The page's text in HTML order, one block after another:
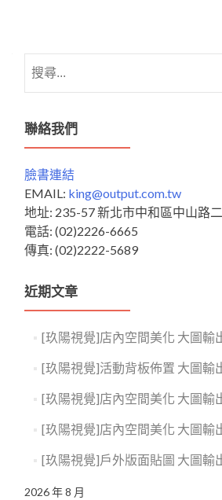
尋
鍵
字:
聯絡我們
臉書連結
EMAIL: king@output.com.tw
地址: 235-57 新北市中和區中山路
電話: (02)2226-6665
傳真: (02)2222-5689
近期文章
[玖陽視覺]店內空間美化 大圖輸
[玖陽視覺]活動背板佈置 大圖輸
[玖陽視覺]店內空間美化 大圖輸
[玖陽視覺]店內空間美化 大圖輸
[玖陽視覺]戶外版面貼圖 大圖輸
2026 年 8 月